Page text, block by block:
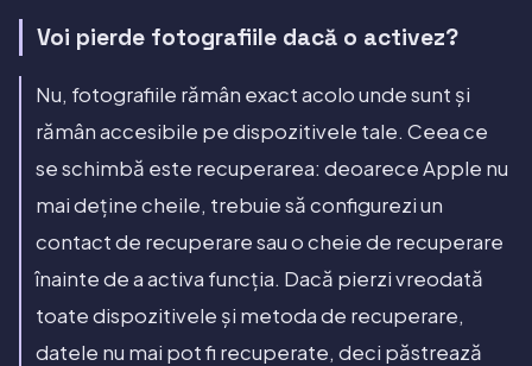
Voi pierde fotografiile dacă o activez?
Nu, fotografiile rămân exact acolo unde sunt și
rămân accesibile pe dispozitivele tale. Ceea ce
se schimbă este recuperarea: deoarece Apple nu
mai deține cheile, trebuie să configurezi un
contact de recuperare sau o cheie de recuperare
înainte de a activa funcția. Dacă pierzi vreodată
toate dispozitivele și metoda de recuperare,
datele nu mai pot fi recuperate, deci păstrează